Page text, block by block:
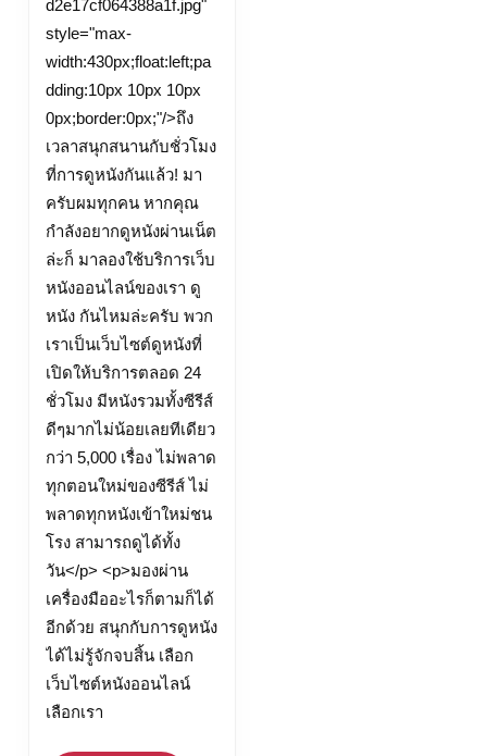
ล่าสุด
45
by
Skye
ดู
หนัง
doomovie-
hd.pro
24
April
2567
d2e17cf064388a1f.jpg"
style="max-
width:430px;float:left;pa
dding:10px 10px 10px
0px;border:0px;"/>ถึง
เวลาสนุกสนานกับชั่วโมง
ที่การดูหนังกันแล้ว! มา
ครับผมทุกคน หากคุณ
กำลังอยากดูหนังผ่านเน็ต
ล่ะก็ มาลองใช้บริการเว็บ
หนังออนไลน์ของเรา ดู
หนัง กันไหมล่ะครับ พวก
เราเป็นเว็บไซต์ดูหนังที่
เปิดให้บริการตลอด 24
ชั่วโมง มีหนังรวมทั้งซีรีส์
ดีๆมากไม่น้อยเลยทีเดียว
กว่า 5,000 เรื่อง ไม่พลาด
ทุกตอนใหม่ของซีรีส์ ไม่
พลาดทุกหนังเข้าใหม่ชน
โรง สามารถดูได้ทั้ง
วัน</p> <p>มองผ่าน
เครื่องมืออะไรก็ตามก็ได้
อีกด้วย สนุกกับการดูหนัง
ได้ไม่รู้จักจบสิ้น เลือก
เว็บไซต์หนังออนไลน์
เลือกเรา